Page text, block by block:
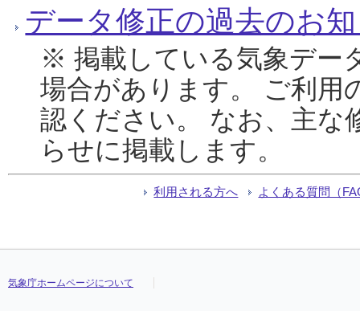
データ修正の過去のお
※ 掲載している気象デー
場合があります。 ご利用
認ください。 なお、主な
らせに掲載します。
利用される方へ よくある質問（
気象庁ホームページについて